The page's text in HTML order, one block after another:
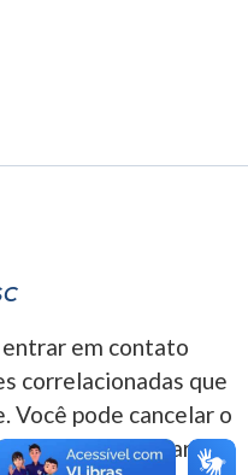
entrar em contato
correlacionadas que
Você pode cancelar o
momento. Para